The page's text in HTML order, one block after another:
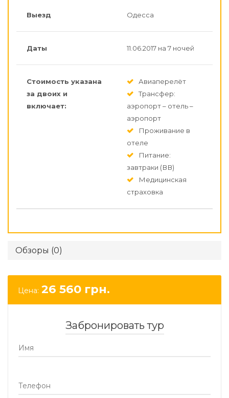
Выезд Одесса
Даты 11.06.2017 на 7 ночей
Стоимость указана
за двоих и
включает:
Авиаперелёт
Трансфер:
аэропорт – отель –
аэропорт
Проживание в
отеле
Питание:
завтраки (ВВ)
Медицинская
страховка
Обзоры (0)
Цена: 26 560 грн.
Забронировать тур